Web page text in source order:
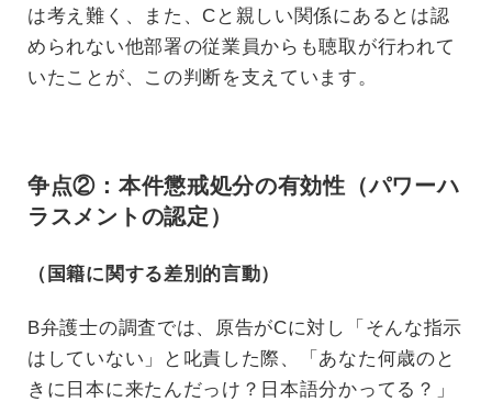
は考え難く、また、Cと親しい関係にあるとは認
められない他部署の従業員からも聴取が行われて
いたことが、この判断を支えています。
争点②：本件懲戒処分の有効性（パワーハ
ラスメントの認定）
（国籍に関する差別的言動）
B弁護士の調査では、原告がCに対し「そんな指示
はしていない」と叱責した際、「あなた何歳のと
きに日本に来たんだっけ？日本語分かってる？」